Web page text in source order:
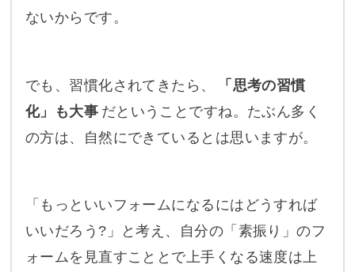
ないからです。
でも、習慣化されてきたら、
「思考の習慣
化」も大事 だということですね。たぶん多く
の方は、自然にできているとは思いますが。
「もっといいフォームになるにはどうすれば
いいだろう?」と考え、自分の「素振り」のフ
ォームを見直すこととで上手くなる速度は上